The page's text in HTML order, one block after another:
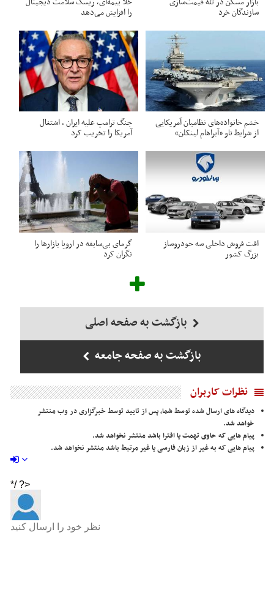
سازندگان خرد را افزایش می‌دهد
خشم خانواده‌های نظامیان آمریکایی
از شرایط ناو «آبراهام لینکلن»
جنگ ترامپ علیه ایران ، اشتغال
آمریکا را تخریب کرد
افت فروش داخلی سه خودروساز
بزرگ کشور
گرمای بی‌سابقه در اروپا بازارها را
نگران کرد
بازگشت به صفحه اصلی
بازگشت به صفحه جامعه
نظرات کاربران
دیدگاه های ارسال شده توسط شما، پس از تایید توسط خبرگزاری در وب منتشر
خواهد شد.
پیام هایی که حاوی تهمت یا افترا باشد منتشر نخواهد شد.
پیام هایی که به غیر از زبان فارسی یا غیر مرتبط باشد منتشر نخواهد شد.